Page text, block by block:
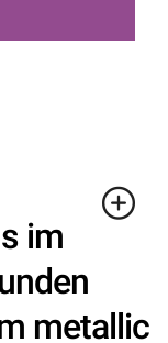
im
metallic